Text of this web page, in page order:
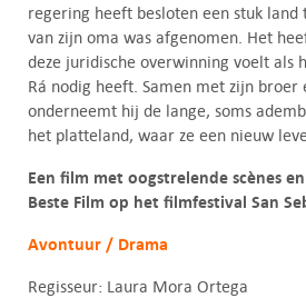
regering heeft besloten een stuk
van zijn oma was afgenomen. Het
deze juridische overwinning voelt als
Rá nodig heeft. Samen met zijn
onderneemt hij de lange, soms
het platteland, waar ze een nieuw
Een film met oogstrelende scènes
Beste Film op het filmfestival San
Avontuur / Drama
Regisseur: Laura Mora Ortega